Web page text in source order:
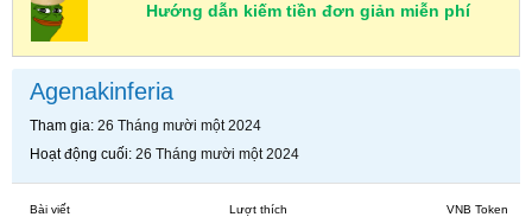
Hướng dẫn kiếm tiền đơn giản miễn phí
Agenakinferia
Tham gia 26 Tháng mười một 2024
Hoạt động cuối 26 Tháng mười một 2024
Bài viết Lượt thích VNB Token